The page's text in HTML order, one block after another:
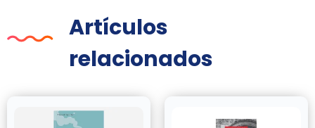
Artículos
relacionados